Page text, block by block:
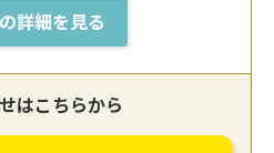
詳細を見る
はこちらから